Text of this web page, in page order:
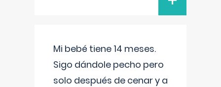
Mi bebé tiene 14 meses.
Sigo dándole pecho pero
solo después de cenar y a